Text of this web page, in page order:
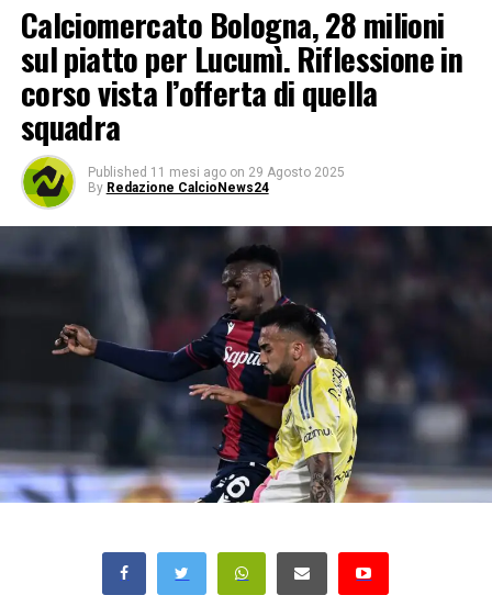
Calciomercato Bologna, 28 milioni
sul piatto per Lucumì. Riflessione in
corso vista l’offerta di quella
squadra
Published 11 mesi ago on 29 Agosto 2025
By Redazione CalcioNews24